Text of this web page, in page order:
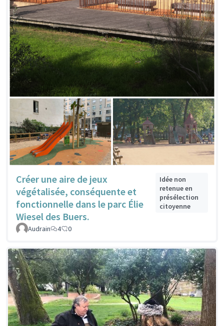
Créer une aire de jeux
végétalisée, conséquente et
fonctionnelle dans le parc Élie
Wiesel des Buers.
Idée non
retenue en
présélection
citoyenne
Audrain 4 0